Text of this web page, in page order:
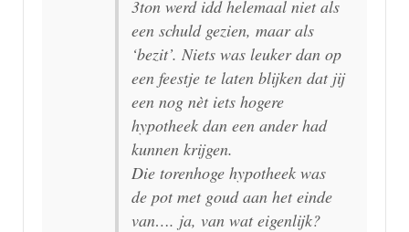
3ton werd idd helemaal niet als
een schuld gezien, maar als
‘bezit’. Niets was leuker dan op
een feestje te laten blijken dat jij
een nog nèt iets hogere
hypotheek dan een ander had
kunnen krijgen.
Die torenhoge hypotheek was
de pot met goud aan het einde
van…. ja, van wat eigenlijk?